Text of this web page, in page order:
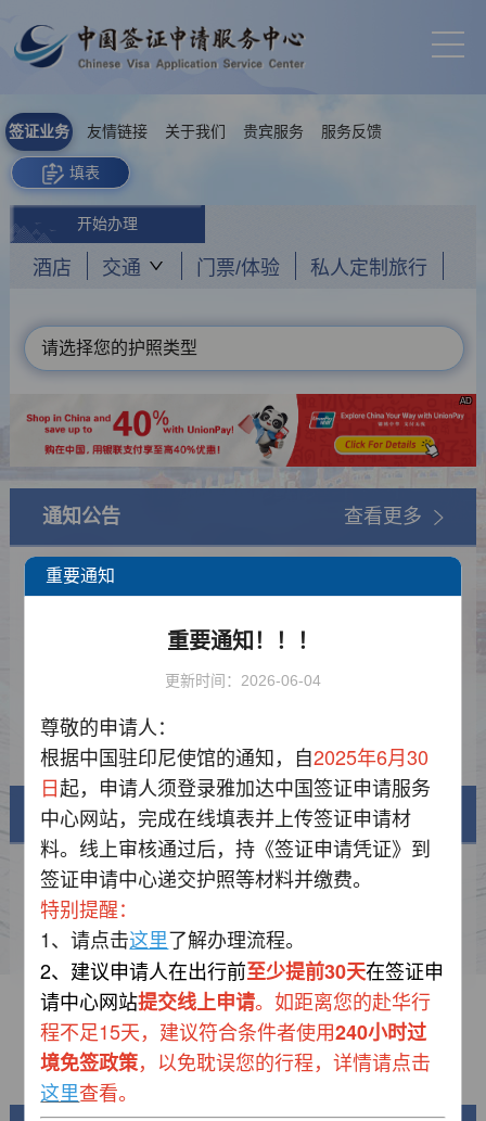
签证业务 友情链接 关于我们 贵宾服务 服务反馈
填表
开始办理
酒店 交通 门票/体验 私人定制旅行
请选择您的护照类型
AD
通知公告 查看更多
放假通知（印尼独立日）
优质延伸服务项目的公告
证规费期限的通知
2026年放假安排
签证信息
签证类型及材料清单
费用标准
申请表样例
资料下载
常见问题
重要通知
重要通知！！！
更新时间：2026-06-04
尊敬的申请人：
根据中国驻印尼使馆的通知，自2025年6月30
日起，申请人须登录雅加达中国签证申请服务
中心网站，完成在线填表并上传签证申请材
料。线上审核通过后，持《签证申请凭证》到
签证申请中心递交护照等材料并缴费。
特别提醒：
1、请点击这里了解办理流程。
2、建议申请人在出行前至少提前30天在签证申
请中心网站提交线上申请。如距离您的赴华行
程不足15天，建议符合条件者使用240小时过
境免签政策，以免耽误您的行程，详情请点击
这里查看。